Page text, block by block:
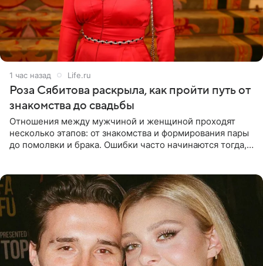
1 час назад Life.ru
Роза Сябитова раскрыла, как пройти путь от
знакомства до свадьбы
Отношения между мужчиной и женщиной проходят
несколько этапов: от знакомства и формирования пары
до помолвки и брака. Ошибки часто начинаются тогда,